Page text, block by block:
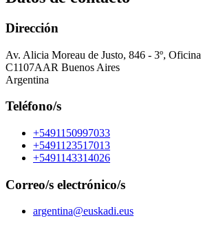
Dirección
Av. Alicia Moreau de Justo, 846 - 3º,
C1107AAR Buenos Aires
Argentina
Teléfono/s
+5491150997033
+5491123517013
+5491143314026
Correo/s electrónico/s
argentina@euskadi.eus